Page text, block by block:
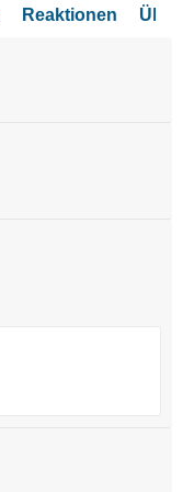
Reaktionen Über